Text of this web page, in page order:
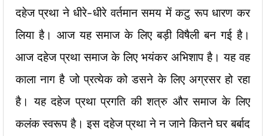
दहेज प्रथा ने धीरे-धीरे वर्तमान समय में कटु रूप धारण कर
लिया है। आज यह समाज के लिए बड़ी विषैली बन गई है।
आज दहेज प्रथा समाज के लिए भयंकर अभिशाप है। यह वह
काला नाग है जो प्रत्येक को डसने के लिए अग्रसर हो रहा
है। यह दहेज प्रथा प्रगति की शत्रु और समाज के लिए
कलंक स्वरूप है। इस दहेज प्रथा ने न जाने कितने घर बर्बाद